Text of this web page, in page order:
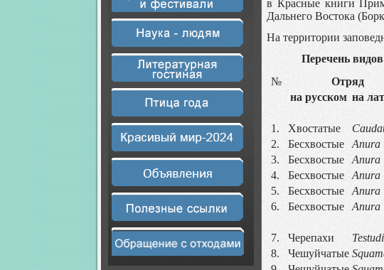
в Красные книги
Дальнего Востока
На территории
Перечень
№
Отряд
на русском на
1.
Хвостатые
2.
Бесхвостые Anura
3.
Бесхвостые Anura
4.
Бесхвостые Anura
5.
Бесхвостые Anura
6.
Бесхвостые Anura
7.
Черепахи
8.
Чешуйчатые